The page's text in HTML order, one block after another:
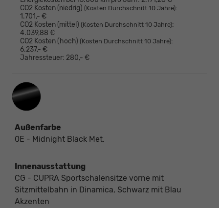
CO2 Kosten (niedrig) (Kosten Durchschnitt 10 Jahre):
1.701,- €
CO2 Kosten (mittel) (Kosten Durchschnitt 10 Jahre):
4.039,88 €
CO2 Kosten (hoch) (Kosten Durchschnitt 10 Jahre):
6.237,- €
Jahressteuer: 280,- €
Außenfarbe
0E - Midnight Black Met.
Innenausstattung
CG - CUPRA Sportschalensitze vorne mit
Sitzmittelbahn in Dinamica, Schwarz mit Blau
Akzenten